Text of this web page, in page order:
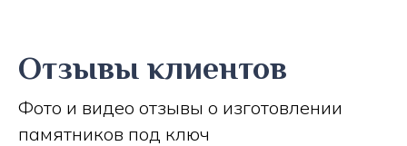
Отзывы клиентов
Фото и видео отзывы о изготовлении
памятников под ключ